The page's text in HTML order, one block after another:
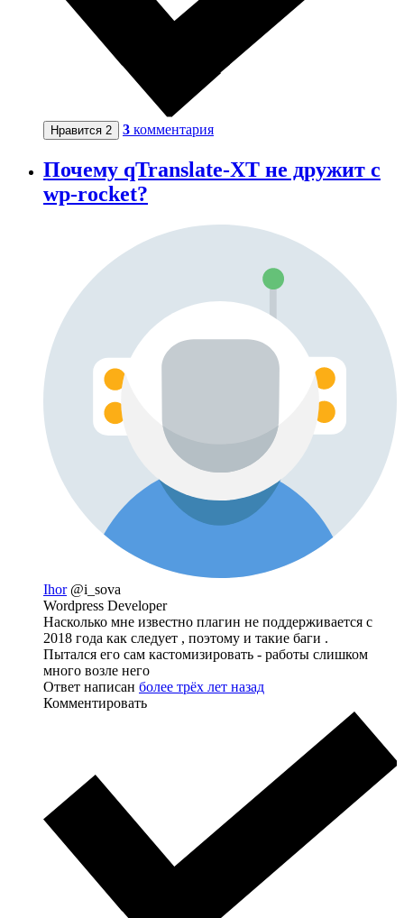
Нравится 2 3 комментария
Почему qTranslate-XT не дружит с
wp-rocket?
Ihor @i_sova
Wordpress Developer
Насколько мне известно плагин не поддерживается с
2018 года как следует , поэтому и такие баги .
Пытался его сам кастомизировать - работы слишком
много возле него
Ответ написан более трёх лет назад
Комментировать